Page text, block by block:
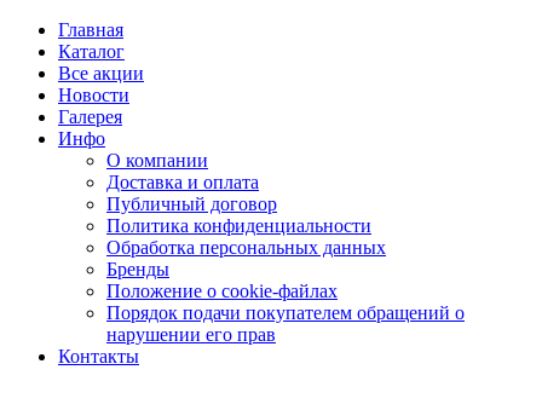
Главная
Каталог
Все акции
Новости
Галерея
Инфо
О компании
Доставка и оплата
Публичный договор
Политика конфиденциальности
Обработка персональных данных
Бренды
Положение о cookie-файлах
Порядок подачи покупателем обращений о
нарушении его прав
Контакты